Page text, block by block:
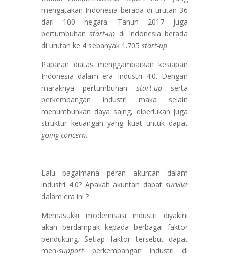
mengatakan Indonesia berada di urutan 36
dari 100 negara. Tahun 2017 juga
pertumbuhanstart-up di Indonesia berada
di urutan ke 4 sebanyak 1.705 start-up.
Paparan diatas menggambarkan kesiapan
Indonesia dalam era Industri 4.0. Dengan
maraknya pertumbuhan start-upserta
perkembangan industri maka selain
menumbuhkan daya saing, diperlukan juga
struktur keuangan yang kuat untuk dapat
going concern.
Lalu bagaimana peran akuntan dalam
industri 4.0? Apakah akuntan dapatsurvive
dalam era ini ?
Memasukki modernisasi industri diyakini
akan berdampak kepada berbagai faktor
pendukung. Setiap faktor tersebut dapat
men-supportperkembangan industri di